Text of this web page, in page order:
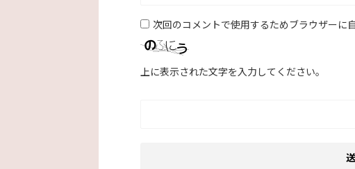
次回のコメントで使用するためブラウザーに
上に表示された文字を入力してください。